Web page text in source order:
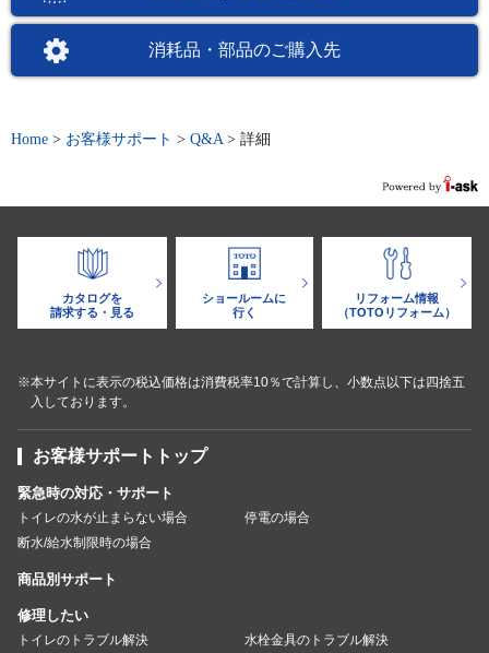
消耗品・部品のご購入先
Home > お客様サポート > Q&A > 詳細
カタログを
請求する・見る
ショールームに
行く
リフォーム情報
（TOTOリフォーム）
※本サイトに表示の税込価格は消費税率10％で計算し、小数点以下は四捨五
入しております。
お客様サポートトップ
緊急時の対応・サポート
トイレの水が止まらない場合
停電の場合
断水/給水制限時の場合
商品別サポート
修理したい
トイレのトラブル解決
水栓金具のトラブル解決